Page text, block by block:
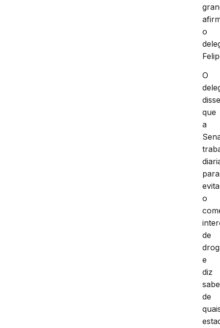
o
O
que
a
para
o
de
e
diz
de